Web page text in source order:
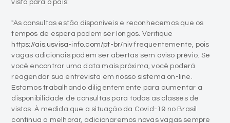
visto para o país:
"As consultas estão disponíveis e reconhecemos que os
tempos de espera podem ser longos. Verifique
https://ais.usvisa-info.com/pt-br/nivfrequentemente, pois
vagas adicionais podem ser abertas sem aviso prévio. Se
você encontrar uma data mais próxima, você poderá
reagendar sua entrevista em nosso sistema on-line.
Estamos trabalhando diligentemente para aumentar a
disponibilidade de consultas para todas as classes de
vistos. À medida que a situação da Covid-19 no Brasil
continua a melhorar, adicionaremos novas vagas sempre